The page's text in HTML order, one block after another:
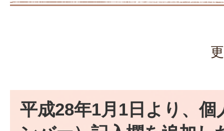
平成28年1月1日より、個